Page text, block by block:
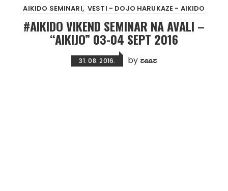
AIKIDO SEMINARI VESTI - DOJO HARUKAZE - AIKIDO
#AIKIDO VIKEND SEMINAR NA AVALI –
“AIKIJO” 03-04 SEPT 2016
31. 08. 2016. by zaaz